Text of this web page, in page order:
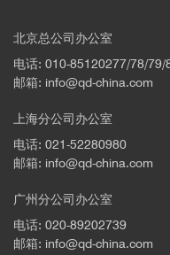
北京总公司办公室
电话: 010-85120277/78/79/
邮箱: info@qd-china.com
上海分公司办公室
电话: 021-52280980
邮箱: info@qd-china.com
广州分公司办公室
电话: 020-89202739
邮箱: info@qd-china.com